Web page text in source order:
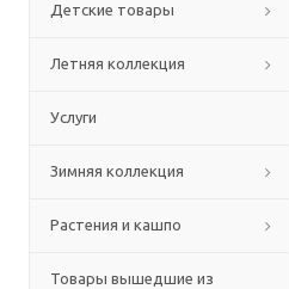
Детские товары
Летняя коллекция
Услуги
Зимняя коллекция
Растения и кашпо
Товары вышедшие из